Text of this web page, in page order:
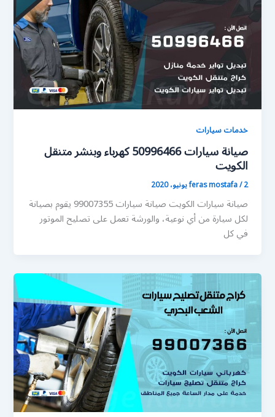
خدمات سيارات
صيانة سيارات 50996466 كهرباء وبنشر متنقل
الكويت
feras mostafa/2 يونيو، 2020
صيانة سيارات الكويت صيانة سيارات 99007355 يقوم بصيانة
لكل سيارة من أي نوعية، والورشة تعمل على تصليح الموتور
في كل